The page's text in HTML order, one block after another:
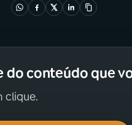
do conteúdo que
clique.